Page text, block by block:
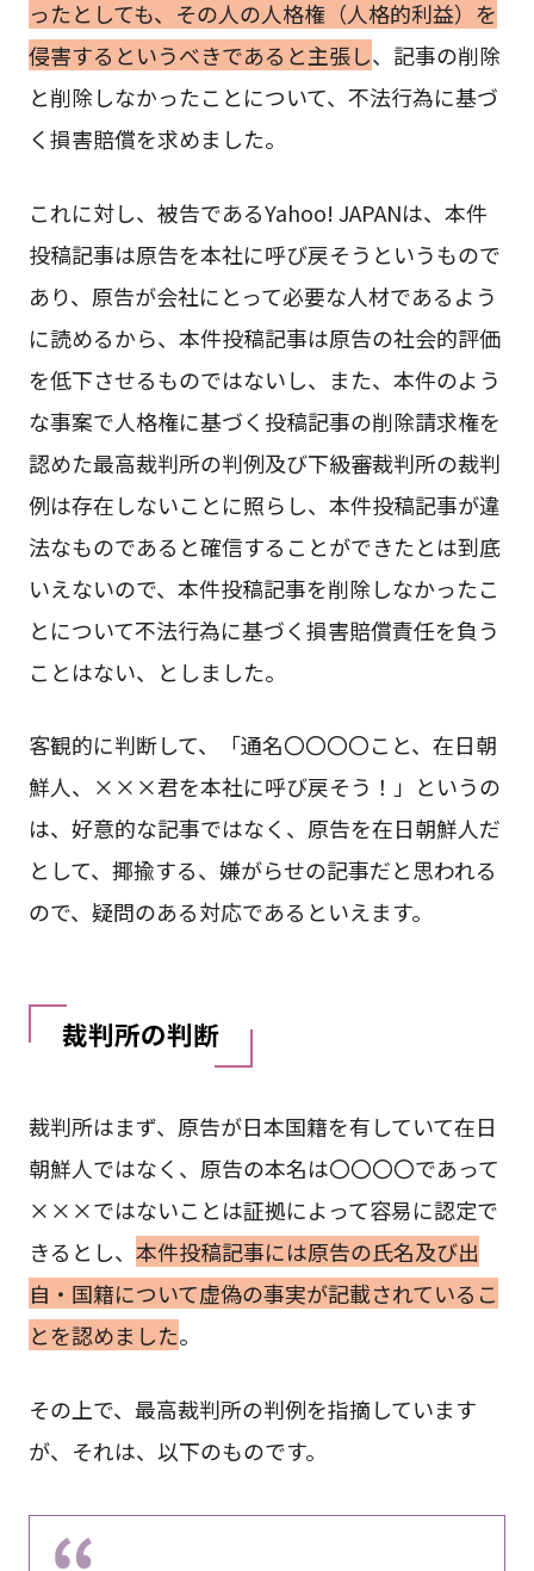
ったとしても、その人の人格権（人格的利益）を
侵害するというべきであると主張し、記事の削除
と削除しなかったことについて、不法行為に基づ
く損害賠償を求めました。
これに対し、被告であるYahoo! JAPANは、本件
投稿記事は原告を本社に呼び戻そうというもので
あり、原告が会社にとって必要な人材であるよう
に読めるから、本件投稿記事は原告の社会的評価
を低下させるものではないし、また、本件のよう
な事案で人格権に基づく投稿記事の削除請求権を
認めた最高裁判所の判例及び下級審裁判所の裁判
例は存在しないことに照らし、本件投稿記事が違
法なものであると確信することができたとは到底
いえないので、本件投稿記事を削除しなかったこ
とについて不法行為に基づく損害賠償責任を負う
ことはない、としました。
客観的に判断して、「通名〇〇〇〇こと、在日朝
鮮人、×××君を本社に呼び戻そう！」というの
は、好意的な記事ではなく、原告を在日朝鮮人だ
として、揶揄する、嫌がらせの記事だと思われる
ので、疑問のある対応であるといえます。
裁判所の判断
裁判所はまず、原告が日本国籍を有していて在日
朝鮮人ではなく、原告の本名は〇〇〇〇であって
×××ではないことは証拠によって容易に認定で
きるとし、 本件投稿記事には原告の氏名及び出
自・国籍について虚偽の事実が記載されているこ
とを認めました。
その上で、最高裁判所の判例を指摘しています
が、それは、以下のものです。